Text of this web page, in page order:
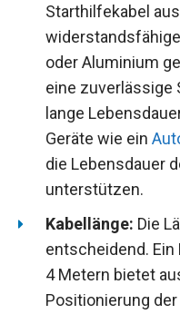
Starthilfekabel
oder Aluminium
eine zuverlässige
lange
Geräte wie ein
die Lebensdauer
unterstützen.
Kabellänge: Die
entscheidend.
4 Metern bietet
Positionierung